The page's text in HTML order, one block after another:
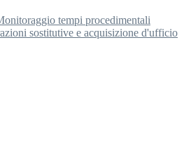
tempi procedimentali
sostitutive e acquisizione d'ufficio